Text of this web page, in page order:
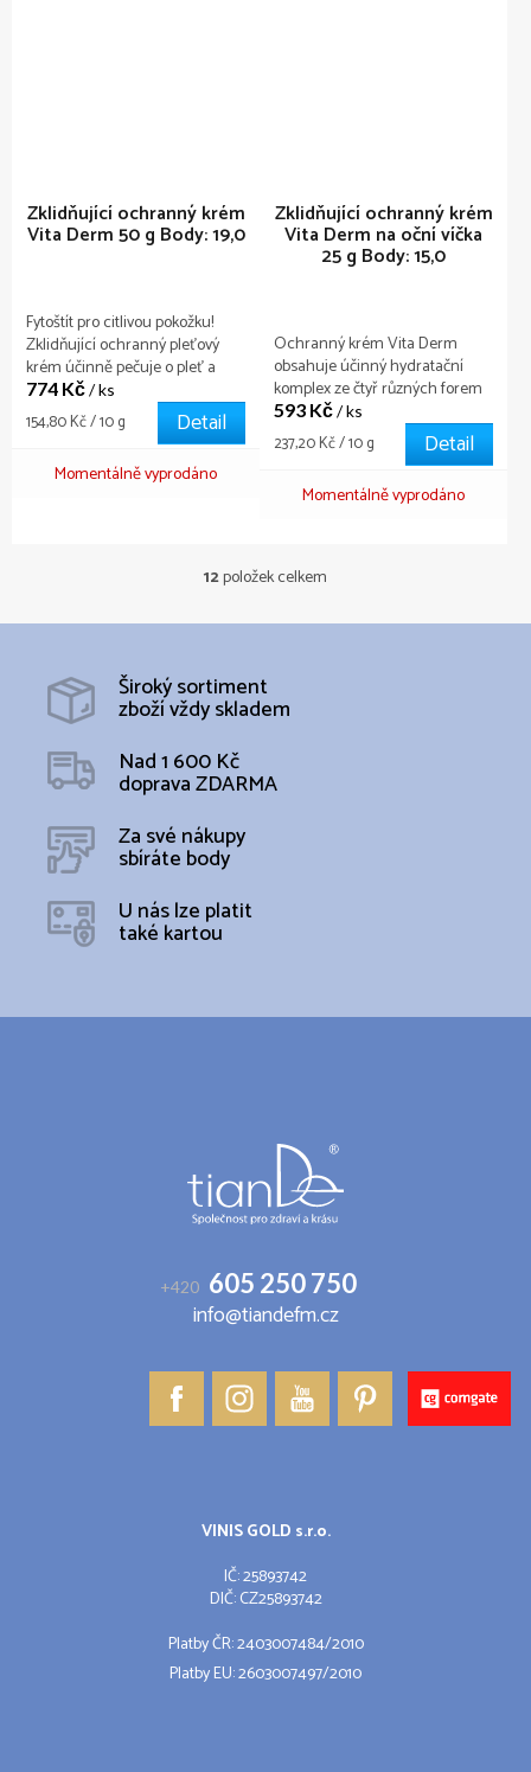
Zklidňující ochranný krém
Vita Derm 50 g Body: 19,0
Momentálně vyprodáno
774 Kč/ ks
Měrná
154,80 Kč / 10 g Detail
Fytoštít pro citlivou pokožku!
Zklidňující ochranný pleťový
krém účinně pečuje o pleť a
chrání ji před negativním
působením okolního prostředí.
Zklidňující ochranný krém
Vita Derm na oční víčka
25 g Body: 15,0
Momentálně vyprodáno
593 Kč/ ks
Měrná
237,20 Kč / 10 g Detail
Ochranný krém Vita Derm
obsahuje účinný hydratační
komplex ze čtyř různých forem
kyseliny hyaluronové,
regeneračního a zklidňujícího
komplexu stejně jako účinného
hyaluronátu sodného. Přípravek
O
l
d
a
c
r
12položek celkem
Široký sortiment
zboží vždy skladem
Nad 1 600 Kč
doprava ZDARMA
Za své nákupy
sbíráte body
U nás lze platit
také kartou
Z
+420 605 250 750
info@tiandefm.cz
VINIS GOLD s.r.o.
IČ: 25893742
DIČ: CZ25893742
Platby ČR: 2403007484/2010
Platby EU: 2603007497/2010